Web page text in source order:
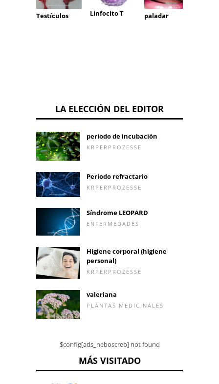
Testículos Linfocito T paladar
LA ELECCIÓN DEL EDITOR
período de incubación
KRPERPROZESSE
Periodo refractario
KRPERPROZESSE
Síndrome LEOPARD
ENFERMEDADES
Higiene corporal (higiene
personal)
KRPERPROZESSE
valeriana
PLANTAS MEDICINALES
$config[ads_neboscreb] not found
MÁS VISITADO